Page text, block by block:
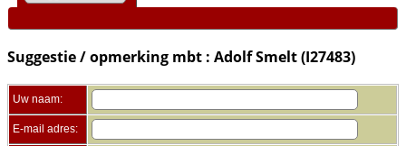
Suggestie / opmerking mbt : Adolf Smelt (I27483)
Uw naam:
E-mail adres: